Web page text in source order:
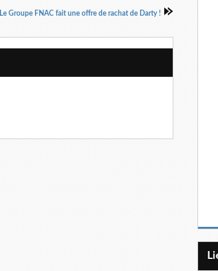
Le Groupe FNAC fait une offre de rachat de Darty !